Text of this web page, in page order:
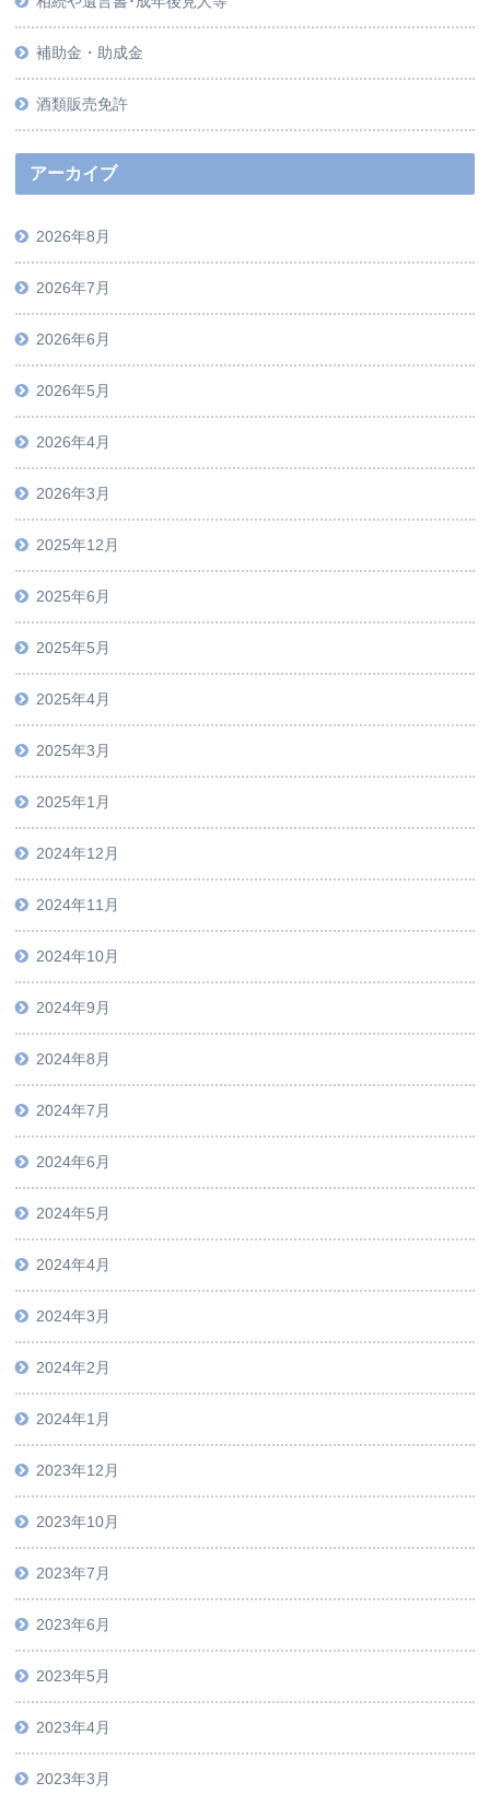
補助金・助成金
酒類販売免許
アーカイブ
2026年8月
2026年7月
2026年6月
2026年5月
2026年4月
2026年3月
2025年12月
2025年6月
2025年5月
2025年4月
2025年3月
2025年1月
2024年12月
2024年11月
2024年10月
2024年9月
2024年8月
2024年7月
2024年6月
2024年5月
2024年4月
2024年3月
2024年2月
2024年1月
2023年12月
2023年10月
2023年7月
2023年6月
2023年5月
2023年4月
2023年3月